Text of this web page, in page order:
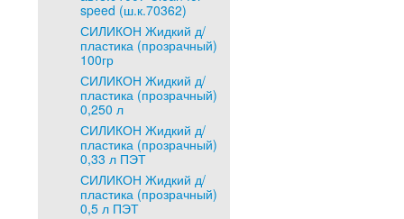
speed (ш.к.70362)
СИЛИКОН Жидкий д/
пластика (прозрачный)
100гр
СИЛИКОН Жидкий д/
пластика (прозрачный)
0,250 л
СИЛИКОН Жидкий д/
пластика (прозрачный)
0,33 л ПЭТ
СИЛИКОН Жидкий д/
пластика (прозрачный)
0,5 л ПЭТ